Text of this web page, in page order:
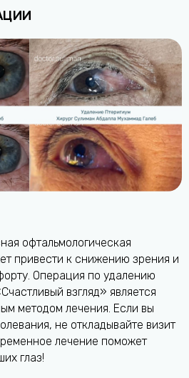
офтальмологическая
привести к снижению зрения и
Операция по удалению
взгляд» является
методом лечения. Если вы
не откладывайте визит
лечение поможет
глаз!